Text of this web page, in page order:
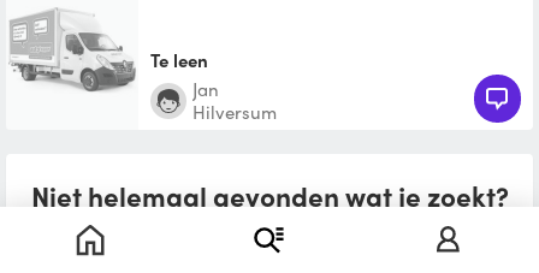
Te leen
Jan
Hilversum
Niet helemaal gevonden wat je zoekt?